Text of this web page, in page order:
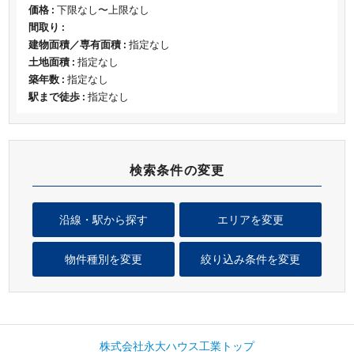
検索条件の変更
エリアを変更
沿線・駅から探す
物件種別を変更 絞り込み条件を変更
価格 : 下限なし〜上限なし
間取り :
建物面積／専有面積 : 指定なし
土地面積 : 指定なし
築年数 : 指定なし
駅まで徒歩 : 指定なし
株式会社永大ハウス工業トップ